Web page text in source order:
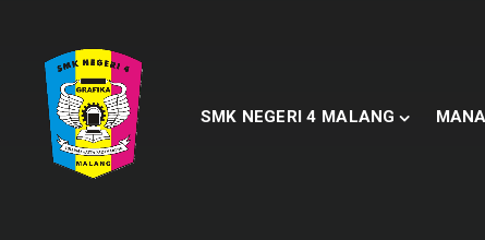
SMK NEGERI 4 MALANG